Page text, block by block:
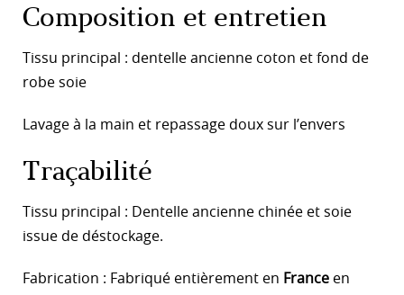
Composition et entretien
Tissu principal : dentelle ancienne coton et fond de
robe soie
Lavage à la main et repassage doux sur l’envers
Traçabilité
Tissu principal : Dentelle ancienne chinée et soie
issue de déstockage.
Fabrication : Fabriqué entièrement en France en